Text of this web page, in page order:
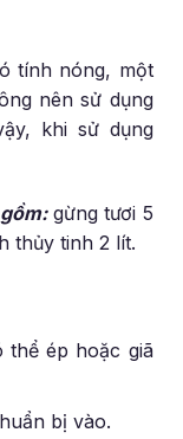
tính nóng, một
nên sử dụng
khi sử dụng
gừng tươi 5
thủy tinh 2 lít.
thể ép hoặc giã
bị vào.